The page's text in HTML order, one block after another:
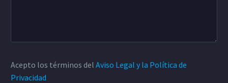
Acepto los términos del Aviso Legal y la Política de
Privacidad